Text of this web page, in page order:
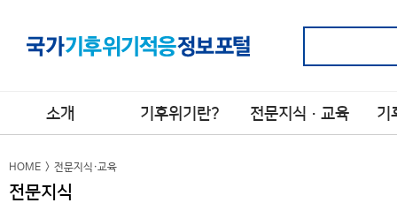
소개 기후위기란? 전문지식·교육 기
소개 >
HOME > 전문지식·교육
전문지식